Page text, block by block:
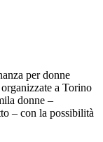
per donne
a Torino
donne –
– con la possibilità